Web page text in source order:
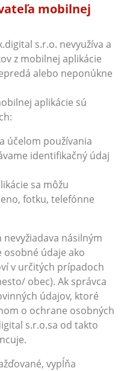
mobilnej
s.r.o. nevyužíva a
z mobilnej aplikácie
alebo neponúkne
aplikácie sú
účelom používania
identifikačný údaj
sa môžu
fotku, telefónne
násilným
údaje ako
v určitých prípadoch
obec). Ak správca
údajov, ktoré
o ochrane osobných
s.r.o.sa od takto
vypĺňa